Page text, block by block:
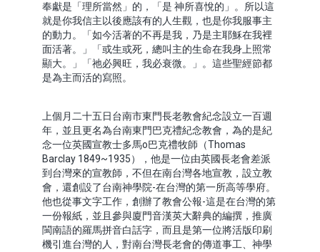
奉獻是「理所當然」的，「是 神所喜悅的」。所以這
就是你我信主以後應該有的人生觀，也是你我服事主
的動力。「如今活著的不再是我，乃是主耶穌在我裡
面活著。」「或生或死，總叫主的生命在我身上照常
顯大。」「祂必興旺，我必衰微。」。這些聖經節都
是為主而活的寫照。
上個月二十五日台南市東門長老教會紀念設立一百週
年，並且更名為台南東門巴克禮紀念教會，為的是紀
念一位英國宣教士多馬o巴克禮牧師（Thomas
Barclay 1849~1935），他是一位由英國長老會差派
到台灣來的宣教師，不但在南台灣各地宣教，設立教
會，還創設了台南神學院-在台灣的第一所高等學府。
他也從事文字工作，創辦了教會公報-這是在台灣的第
一份報紙，並且參與廈門音漢英大辭典的編撰，推廣
閩南語的羅馬拼音白話字，而且是第一位將活版印刷
機引進台灣的人，對南台灣長老會的傳道事工、神學